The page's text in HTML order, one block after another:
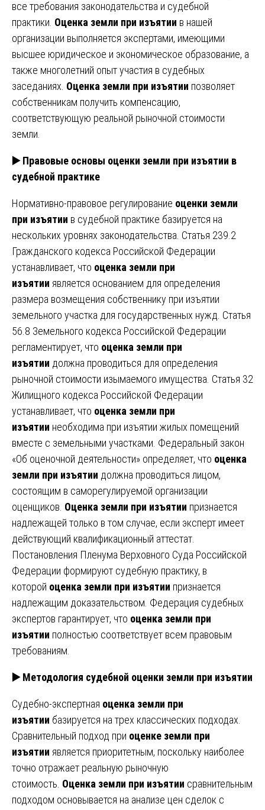
все требования законодательства и судебной
практики. Оценка земли при изъятии в нашей
организации выполняется экспертами, имеющими
высшее юридическое и экономическое образование, а
также многолетний опыт участия в судебных
заседаниях. Оценка земли при изъятии позволяет
собственникам получить компенсацию,
соответствующую реальной рыночной стоимости
земли.
▶️ Правовые основы оценки земли при изъятии в
судебной практике
Нормативно-правовое регулирование оценки земли
при изъятии в судебной практике базируется на
нескольких уровнях законодательства. Статья 239.2
Гражданского кодекса Российской Федерации
устанавливает, что оценка земли при
изъятии является основанием для определения
размера возмещения собственнику при изъятии
земельного участка для государственных нужд. Статья
56.8 Земельного кодекса Российской Федерации
регламентирует, что оценка земли при
изъятии должна проводиться для определения
рыночной стоимости изымаемого имущества. Статья 32
Жилищного кодекса Российской Федерации
устанавливает, что оценка земли при
изъятии необходима при изъятии жилых помещений
вместе с земельными участками. Федеральный закон
«Об оценочной деятельности» определяет, что оценка
земли при изъятии должна проводиться лицом,
состоящим в саморегулируемой организации
оценщиков. Оценка земли при изъятии признается
надлежащей только в том случае, если эксперт имеет
действующий квалификационный аттестат.
Постановления Пленума Верховного Суда Российской
Федерации формируют судебную практику, в
которой оценка земли при изъятии признается
надлежащим доказательством. Федерация судебных
экспертов гарантирует, что оценка земли при
изъятии полностью соответствует всем правовым
требованиям.
▶️ Методология судебной оценки земли при изъятии
Судебно-экспертная оценка земли при
изъятии базируется на трех классических подходах.
Сравнительный подход при оценке земли при
изъятии является приоритетным, поскольку наиболее
точно отражает реальную рыночную
стоимость. Оценка земли при изъятии сравнительным
подходом основывается на анализе цен сделок с